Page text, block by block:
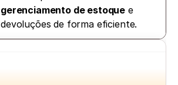
gerenciamento de estoque e
devoluções de forma eficiente.